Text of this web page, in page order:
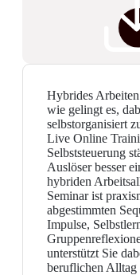
Hybrides
wie gelingt es,
selbstorganisiert
Live Online
Selbststeuerung
Auslöser besser
hybriden
Seminar ist
abgestimmten
Impulse,
unterstützt Sie
beruflichen Alltag